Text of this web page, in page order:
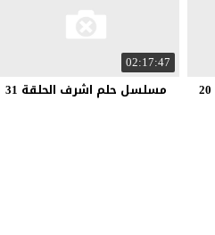
02:17:47
مسلسل حلم اشرف الحلقة 31